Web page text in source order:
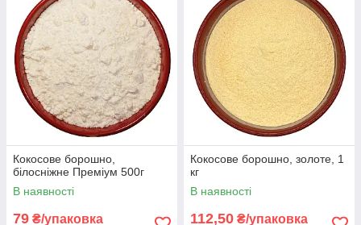
Кокосове борошно,
білосніжне Преміум 500г
В наявності
79 ₴/упаковка
Кокосове борошно, золоте, 1
кг
В наявності
112,50 ₴/упаковка